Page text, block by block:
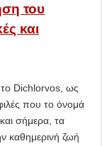
του
και
Dichlorvos, ως
που το όνομά
σήμερα, τα
καθημερινή ζωή